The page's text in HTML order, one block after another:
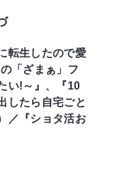
転生したので愛
「ざまぁ」フ
い!～』、『10
したら自宅ごと
／『ショタ活お